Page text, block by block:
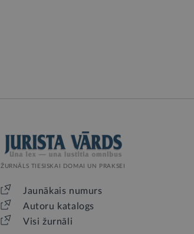
ŽURNĀLS TIESISKAI DOMAI UN PRAKSEI
Jaunākais numurs
Autoru katalogs
Visi žurnāli